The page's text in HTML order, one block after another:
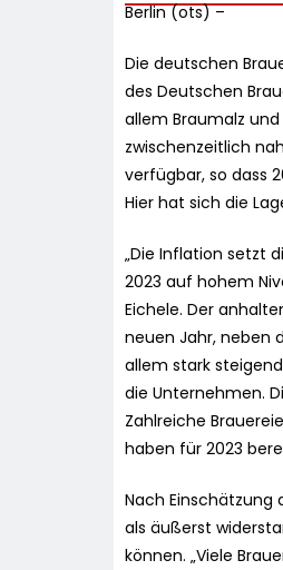
Berlin (ots) –
Die deutschen
des Deutschen
allem Braumalz
zwischenzeitlich
verfügbar, so dass
Hier hat sich die
„Die Inflation setzt
2023 auf hohem
Eichele. Der
neuen Jahr, neben
allem stark
die Unternehmen.
Zahlreiche
haben für 2023
Nach Einschätzung
als äußerst
können. „Viele